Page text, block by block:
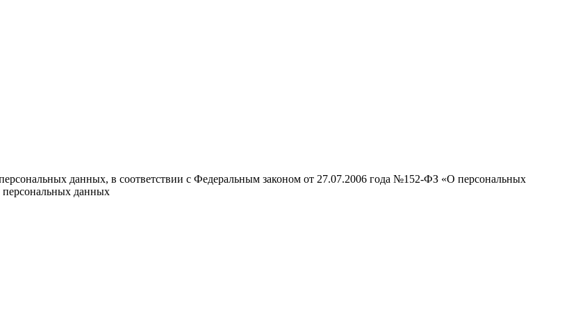
данных, в соответствии с Федеральным законом от 27.07.2006 года №152-ФЗ «О персональных
персональных данных